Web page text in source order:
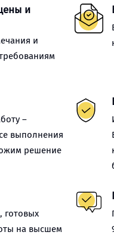
и
и
–
выполнения
решение
готовых
на высшем